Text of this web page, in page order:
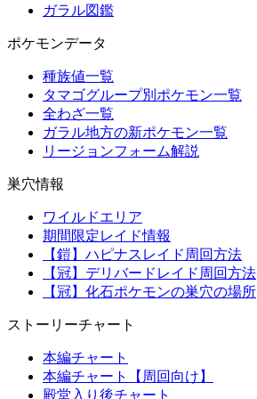
ガラル図鑑
ポケモンデータ
種族値一覧
タマゴグループ別ポケモン一覧
全わざ一覧
ガラル地方の新ポケモン一覧
リージョンフォーム解説
巣穴情報
ワイルドエリア
期間限定レイド情報
【鎧】ハピナスレイド周回方法
【冠】デリバードレイド周回方法
【冠】化石ポケモンの巣穴の場所
ストーリーチャート
本編チャート
本編チャート【周回向け】
殿堂入り後チャート